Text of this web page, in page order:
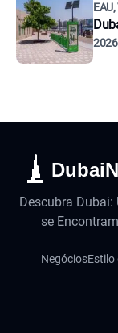
Descubra
se
NegóciosEstilo